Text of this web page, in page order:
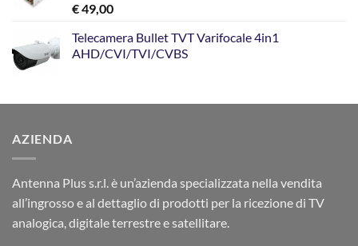
€49,00
Telecamera Bullet TVT Varifocale 4in1
AHD/CVI/TVI/CVBS
AZIENDA
Antenna Plus s.r.l. è un’azienda specializzata nella vendita
all’ingrosso e al dettaglio di prodotti per la ricezione di TV
analogica, digitale terrestre e satellitare.